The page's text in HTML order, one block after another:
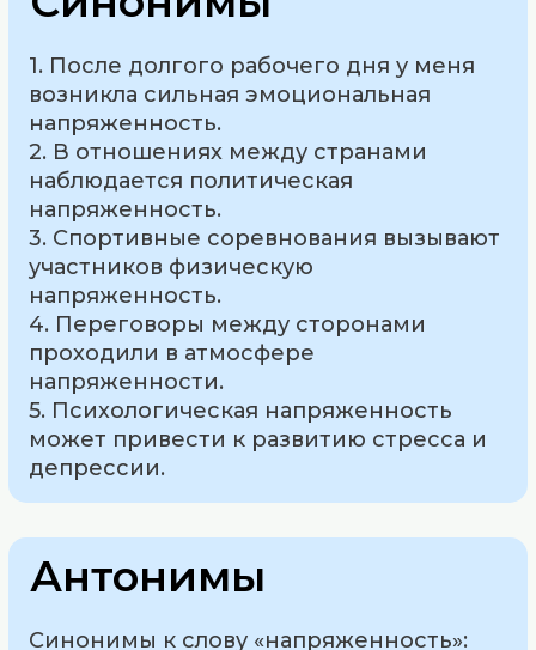
1. После долгого рабочего дня у меня
возникла сильная эмоциональная
напряженность.
2. В отношениях между странами
наблюдается политическая
напряженность.
3. Спортивные соревнования вызывают
участников физическую
напряженность.
4. Переговоры между сторонами
проходили в атмосфере
напряженности.
5. Психологическая напряженность
может привести к развитию стресса и
депрессии.
Антонимы
Синонимы к слову «напряженность»: